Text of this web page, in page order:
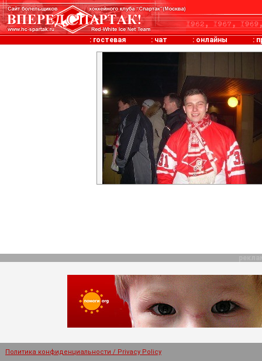
: гостевая : чат : онлайны :
Политика конфиденциальности / Privacy Policy